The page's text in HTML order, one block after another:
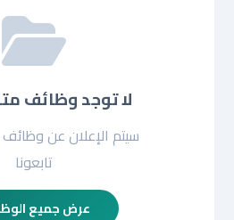
لا توجد وظائف
سيتم الإعلان عن وظائف
تابعونا
عرض جميع